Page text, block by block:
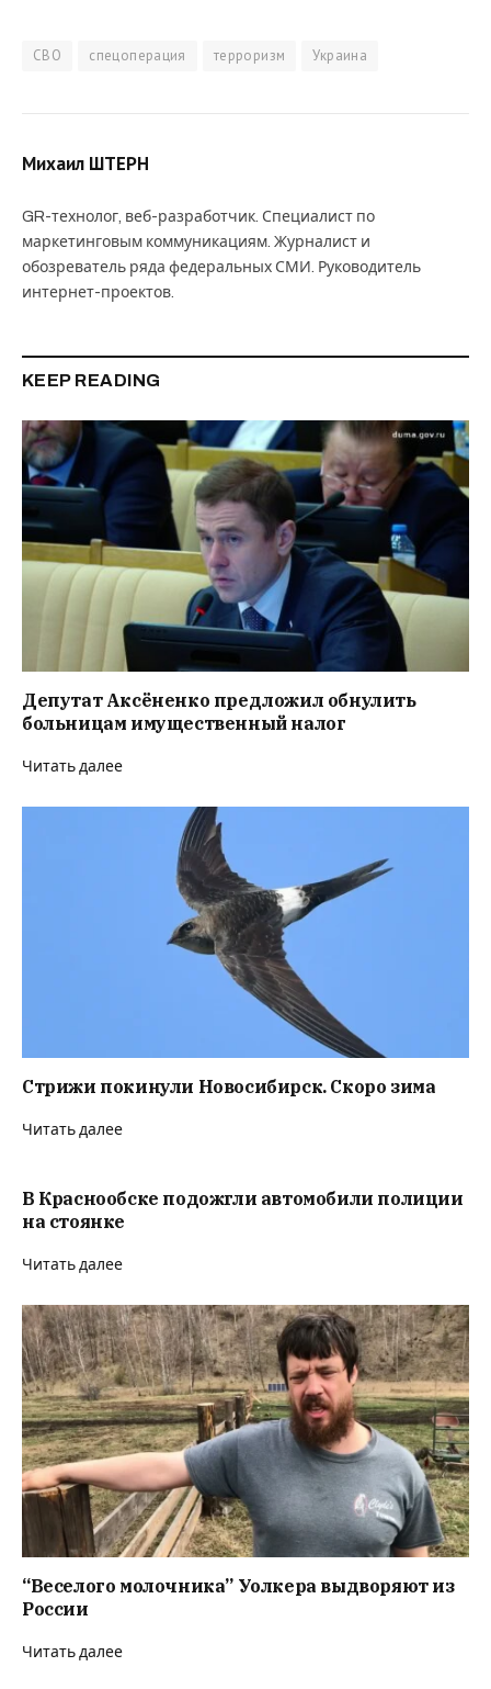
СВО спецоперация терроризм Украина
Михаил ШТЕРН
GR-технолог, веб-разработчик. Специалист по
маркетинговым коммуникациям. Журналист и
обозреватель ряда федеральных СМИ. Руководитель
интернет-проектов.
KEEP READING
Депутат Аксёненко предложил обнулить
больницам имущественный налог
Читать далее
Стрижи покинули Новосибирск. Скоро зима
Читать далее
В Краснообске подожгли автомобили полиции
на стоянке
Читать далее
“Веселого молочника” Уолкера выдворяют из
России
Читать далее